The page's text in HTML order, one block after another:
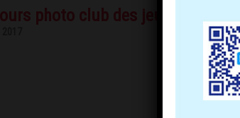
photo club des jeunes